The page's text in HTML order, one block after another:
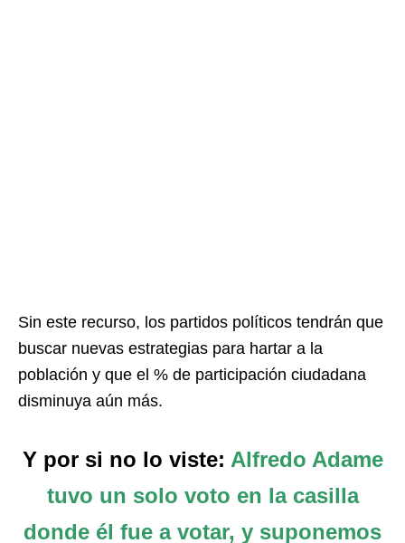
Sin este recurso, los partidos políticos tendrán que
buscar nuevas estrategias para hartar a la
población y que el % de participación ciudadana
disminuya aún más.
Y por si no lo viste: Alfredo Adame
tuvo un solo voto en la casilla
donde él fue a votar, y suponemos